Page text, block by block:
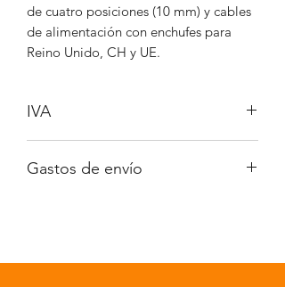
de cuatro posiciones (10 mm) y cables
de alimentación con enchufes para
Reino Unido, CH y UE.
IVA
Gastos de envío